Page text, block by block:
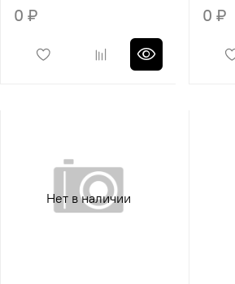
0 ₽ 0 ₽
Нет в наличии